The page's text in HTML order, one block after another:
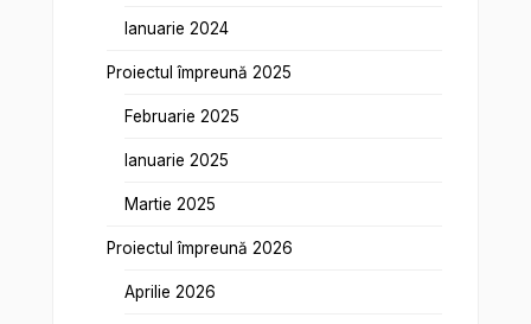
Ianuarie 2024
Proiectul împreună 2025
Februarie 2025
Ianuarie 2025
Martie 2025
Proiectul împreună 2026
Aprilie 2026